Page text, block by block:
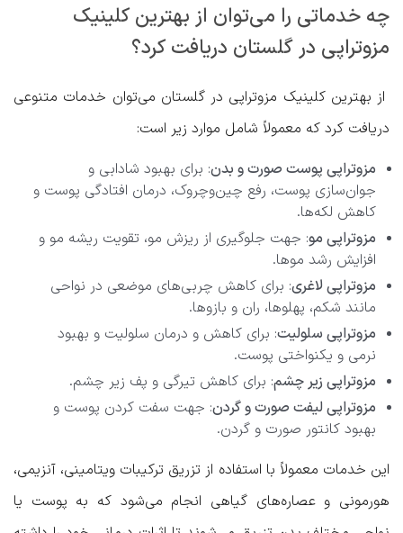
چه خدماتی را می‌توان از بهترین کلینیک
مزوتراپی در گلستان دریافت کرد؟
از بهترین کلینیک مزوتراپی در گلستان می‌توان خدمات متنوعی
دریافت کرد که معمولاً شامل موارد زیر است:
مزوتراپی پوست صورت و بدن: برای بهبود شادابی و
جوان‌سازی پوست، رفع چین‌وچروک، درمان افتادگی پوست و
کاهش لکه‌ها.
مزوتراپی مو: جهت جلوگیری از ریزش مو، تقویت ریشه مو و
افزایش رشد موها.
مزوتراپی لاغری: برای کاهش چربی‌های موضعی در نواحی
مانند شکم، پهلوها، ران و بازوها.
مزوتراپی سلولیت: برای کاهش و درمان سلولیت و بهبود
نرمی و یکنواختی پوست.
مزوتراپی زیر چشم: برای کاهش تیرگی و پف زیر چشم.
مزوتراپی لیفت صورت و گردن: جهت سفت کردن پوست و
بهبود کانتور صورت و گردن.
این خدمات معمولاً با استفاده از تزریق ترکیبات ویتامینی، آنزیمی،
هورمونی و عصاره‌های گیاهی انجام می‌شود که به پوست یا